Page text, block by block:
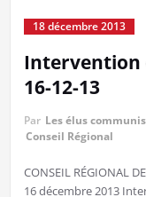
18 décembre 2013
Intervention
16-12-13
Par Les élus
Conseil Régional
CONSEIL RÉGIONAL
16 décembre 2013